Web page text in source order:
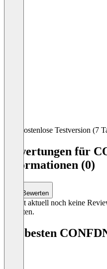
Kostenlose Testversion (7
Bewertungen für
Informationen (0)
Bewerten
Es gibt aktuell noch keine
enthalten.
Die besten